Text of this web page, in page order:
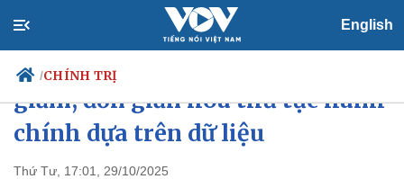
English
/CHÍNH TRỊ
Chính trị
Thứ trưởng Bộ Tư pháp: Cắt
giảm, đơn giản hóa thủ tục hành
chính dựa trên dữ liệu
Thứ Tư, 17:01, 29/10/2025